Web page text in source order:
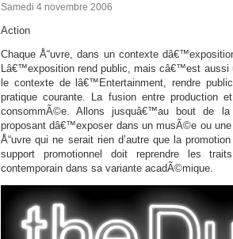
Samedi 4 novembre 2006
Action
Chaque Å“uvre, dans un contexte
Lâ€™exposition rend public, mais câ€™est aussi
le contexte de lâ€™Entertainment, rendre
pratique courante. La fusion entre production
consommÃ©e. Allons jusquâ€™au bout de
proposant dâ€™exposer dans un musÃ©e ou
Å“uvre qui ne serait rien d’autre que la
support promotionnel doit reprendre les
contemporain dans sa variante acadÃ©mique.